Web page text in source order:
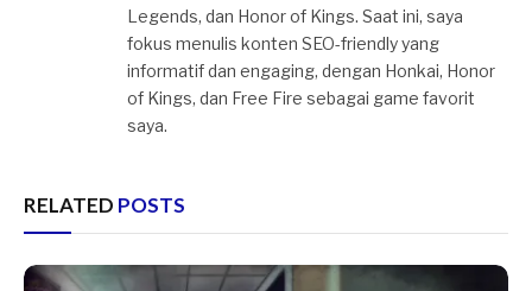
Legends, dan Honor of Kings. Saat ini, saya
fokus menulis konten SEO-friendly yang
informatif dan engaging, dengan Honkai, Honor
of Kings, dan Free Fire sebagai game favorit
saya.
RELATED POSTS